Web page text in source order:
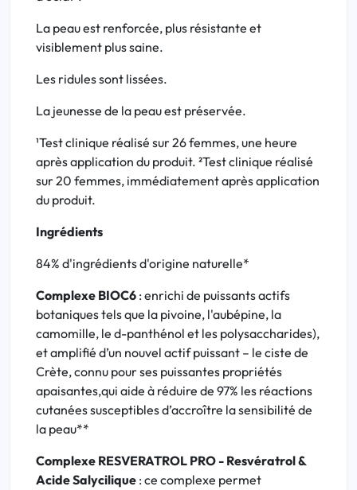
La peau est renforcée, plus résistante et
visiblement plus saine.
Les ridules sont lissées.
La jeunesse de la peau est préservée.
¹Test clinique réalisé sur 26 femmes, une heure
après application du produit. ²Test clinique réalisé
sur 20 femmes, immédiatement après application
du produit.
Ingrédients
84% d'ingrédients d'origine naturelle*
Complexe BIOC6 : enrichi de puissants actifs
botaniques tels que la pivoine, l'aubépine, la
camomille, le d-panthénol et les polysaccharides),
et amplifié d’un nouvel actif puissant – le ciste de
Crète, connu pour ses puissantes propriétés
apaisantes,qui aide à réduire de 97% les réactions
cutanées susceptibles d’accroître la sensibilité de
la peau**
Complexe RESVERATROL PRO - Resvératrol &
Acide Salycilique : ce complexe permet